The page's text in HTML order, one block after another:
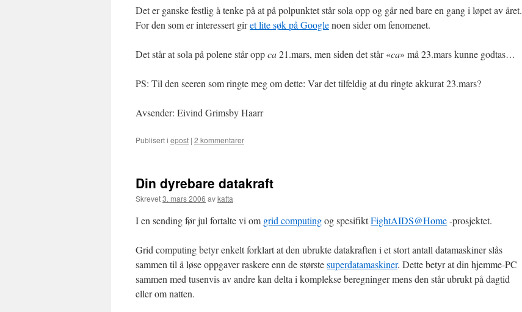
Det er ganske festlig å tenke på at på polpunktet står sola opp og går ned bare en gang i løpet av året.
For den som er interessert giret lite søk på Googlenoen sider om fenomenet.
Det står at sola på polene står oppca21.mars, men siden det står «ca» må 23.mars kunne godtas…
PS: Til den seeren som ringte meg om dette: Var det tilfeldig at du ringte akkurat 23.mars?
Avsender: Eivind Grimsby Haarr
Publisert i epost | 2 kommentarer
Din dyrebare datakraft
Skrevet3. mars 2006 avkatta
I en sending før jul fortalte vi om grid computingog spesifiktFightAIDS@Home-prosjektet.
Grid computing betyr enkelt forklart at den ubrukte datakraften i et stort antall datamaskiner slås
sammen til å løse oppgaver raskere enn de størstesuperdatamaskiner. Dette betyr at din hjemme-PC
sammen med tusenvis av andre kan delta i komplekse beregninger mens den står ubrukt på dagtid
eller om natten.